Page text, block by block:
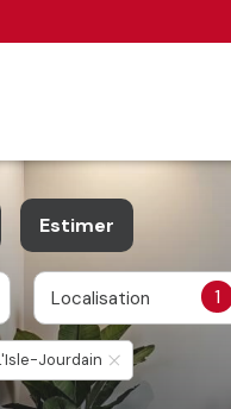
pro
Estimer
1
Localisation
Jourdain